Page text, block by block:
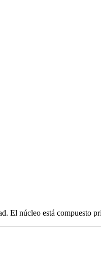
El núcleo está